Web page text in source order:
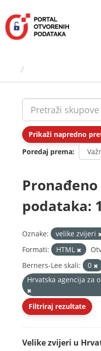
sadržaj
Prikaži napredno
Poredaj prema
podataka: 1
Oznake: velike zvijeri
Formati:
HTML
Berners-Lee skali:
0
Hrvatska agencija za
Filtriraj rezultate
Velike zvijeri u